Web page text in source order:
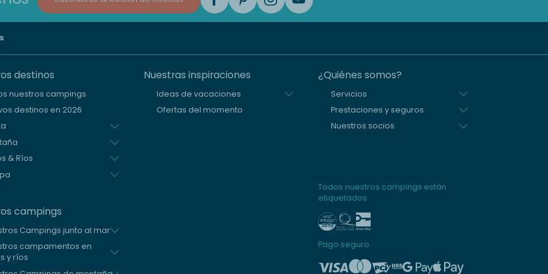
destinos
nuestros campings
destinos en 2026
& Ríos
campings
Campings junto al mar
campamentos en
y ríos
Nuestras inspiraciones
Ideas de vacaciones
Ofertas del momento
¿Quiénes somos?
Servicios
Prestaciones y seguros
Nuestros socios
Todos nuestros campings están
etiquetados
Pago seguro